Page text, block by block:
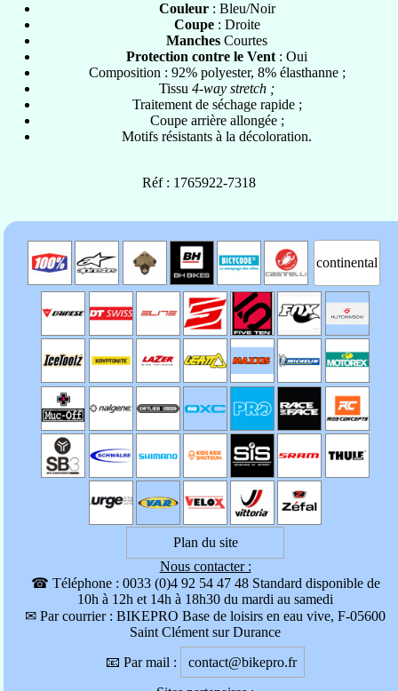
Couleur: Bleu/Noir
Coupe: Droite
Manches Courtes
Protection contre le Vent : Oui
Composition : 92% polyester, 8% élasthanne ;
Tissu 4-way stretch ;
Traitement de séchage rapide ;
Coupe arrière allongée ;
Motifs résistants à la décoloration.
Réf : 1765922-7318
continental
Plan du site
Nous contacter :
☎ Téléphone : 0033 (0)4 92 54 47 48 Standard disponible de
10h à 12h et 14h à 18h30 du mardi au samedi
✉ Par courrier : BIKEPRO Base de loisirs en eau vive, F-05600
Saint Clément sur Durance
📧 Par mail :
contact@bikepro.fr